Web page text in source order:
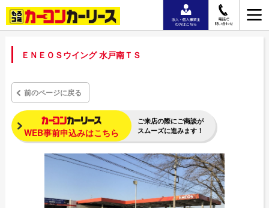
ＥＮＥＯＳウイング 水戸南ＴＳ
前のページに戻る
WEB事前申込みはこちら
ご来店の際にご商談が
スムーズに進みます！